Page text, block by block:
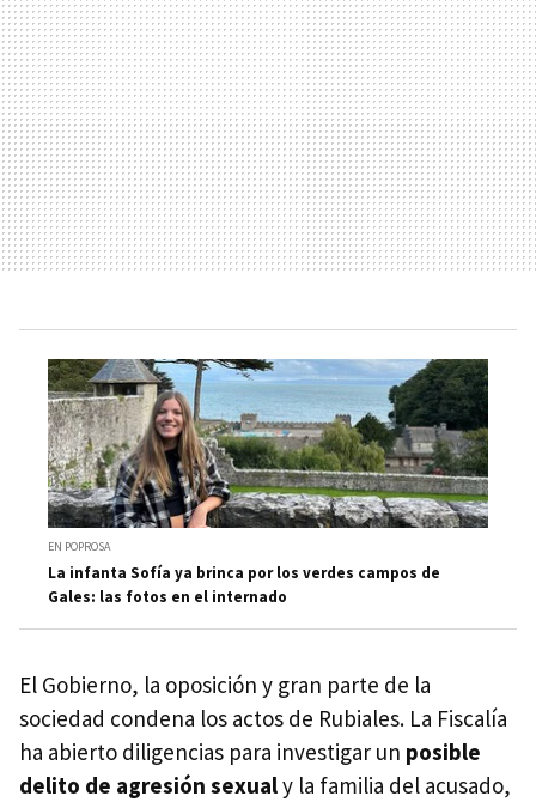
EN POPROSA
La infanta Sofía ya brinca por los verdes campos de
Gales: las fotos en el internado
El Gobierno, la oposición y gran parte de la
sociedad condena los actos de Rubiales. La Fiscalía
ha abierto diligencias para investigar un posible
delito de agresión sexualy la familia del acusado,